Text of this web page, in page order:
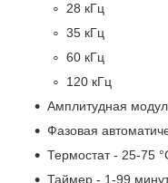
28 кГц
35 кГц
60 кГц
120 кГц
Амплитудная
Фазовая
Термостат - 25-75
Таймер - 1-99